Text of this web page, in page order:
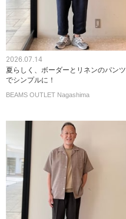
2026.07.14
夏らしく、ボーダーとリネンのパンツ
でシンプルに！
BEAMS OUTLET Nagashima